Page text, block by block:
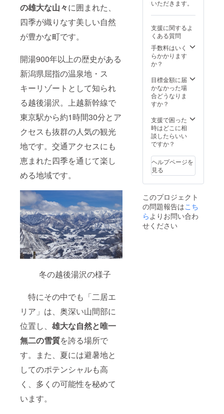
の雄大な山々に囲まれた、
四季が織りなす美しい自然
が豊かな町です。
開湯900年以上の歴史がある
新潟県屈指の温泉地・ス
キーリゾートとして知られ
る越後湯沢。上越新幹線で
東京駅から約1時間30分とア
クセスも抜群の人気の観光
地です。交通アクセスにも
恵まれた四季を通じて楽し
める地域です。
冬の越後湯沢の様子
特にその中でも「二居エ
リア」は、奥深い山間部に
位置し、 雄大な自然と唯一
無二の雪質を誇る場所で
す。また、夏には避暑地と
してのポテンシャルも高
く、多くの可能性を秘めて
います。
ご利用
の予約
いしま
す。 ・
場所：
THE
ITAYA
期間：
受取り
日から1
年間
いただきます。
支援に関するよ
くある質問
手数料はいく
らかかります
か？
目標金額に届
かなかった場
合どうなりま
すか？
支援で困った
時はどこに相
談したらいい
ですか？
ヘルプページを
見る
このプロジェクト
の問題報告はこち
らよりお問い合わ
せください